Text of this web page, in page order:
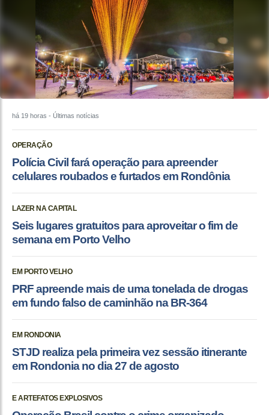
há 19 horas - Últimas notícias
OPERAÇÃO
Polícia Civil fará operação para apreender
celulares roubados e furtados em Rondônia
LAZER NA CAPITAL
Seis lugares gratuitos para aproveitar o fim de
semana em Porto Velho
EM PORTO VELHO
PRF apreende mais de uma tonelada de drogas
em fundo falso de caminhão na BR-364
EM RONDONIA
STJD realiza pela primeira vez sessão itinerante
em Rondonia no dia 27 de agosto
E ARTEFATOS EXPLOSIVOS